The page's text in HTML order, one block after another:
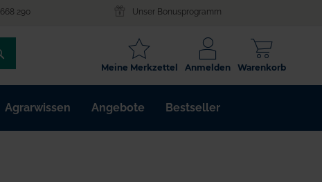
290 Unser Bonusprogramm
/
ARTIKELNR.
/
Warenkorb
Anmelden
Meine Merkzettel
Agrarwissen Angebote Bestseller